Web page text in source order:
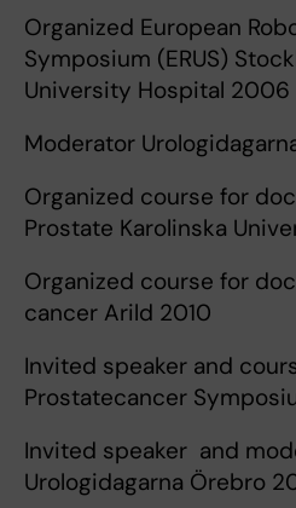
Organized European
Symposium (ERUS)
University Hospital 2006
Moderator
Organized course for
Prostate Karolinska
Organized course for
cancer Arild 2010
Invited speaker and
Prostatecancer
Invited speaker and
Urologidagarna Örebro